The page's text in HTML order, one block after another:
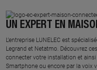
UN EXPERT EN
L’entreprise LUNELEC est
Legrand et Netatmo. Découvrez
connecter votre installation et
Smartphone ou encore par la voix